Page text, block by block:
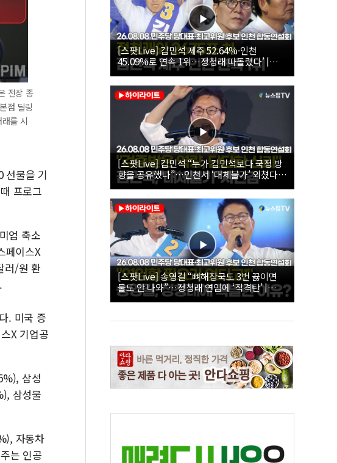
전장 종
점 딜링
를 시
선물을 기
프로그
엄 축소
페이스X
러/원 환
. 미국 증
X 기업공
삼성
삼성물
자동차
는 인공
[스팟Live] 김민석 제주 52.64%·인천
45.09%로 연속 1위…정청래 따돌렸다’ |
26.08.08 더불어민주당 당대표·최고위원 후
보 인천 합동연설회
[스팟Live] 김민석 “누가 김민석보다 국정 방
향을 공유했나”…인천서 ‘대체불가’ 외쳤다 |
26.08.08 더불어민주당 당대표·최고위원 후
보 인천 합동연설회
[스팟Live] 송영길 “뼈해장국도 3번 끓이면
물도 안 나와”…정청래 연임에 ‘직격탄’ |
26.08.08 더불어민주당 당대표·최고위원 후